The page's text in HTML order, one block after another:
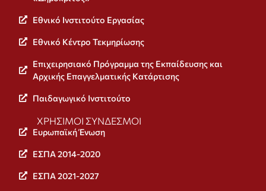
Εθνικό Ινστιτούτο Εργασίας
Εθνικό Κέντρο Τεκμηρίωσης
Επιχειρησιακό Πρόγραμμα της Εκπαίδευσης και
Αρχικής Επαγγελματικής Κατάρτισης
Παιδαγωγικό Ινστιτούτο
ΧΡΉΣΙΜΟΙ ΣΎΝΔΕΣΜΟΙ
Ευρωπαϊκή Ένωση
ΕΣΠΑ 2014-2020
ΕΣΠΑ 2021-2027